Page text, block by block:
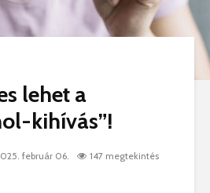
lehet a
kihívás”!
február 06. 147 megtekintés